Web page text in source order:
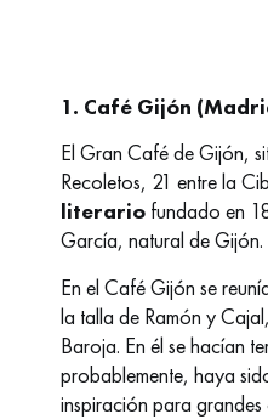
1. Café Gijón
El Gran Café de Gijón,
Recoletos, 21 entre la
literario fundado en
García, natural de Gijón.
En elCafé Gijón se
la talla de Ramón y
Baroja. En él se hacían
probablemente, haya
inspiración para